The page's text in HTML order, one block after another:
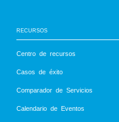
RECURSOS
Centro de recursos
Casos de éxito
Comparador de Servicios
Calendario de Eventos